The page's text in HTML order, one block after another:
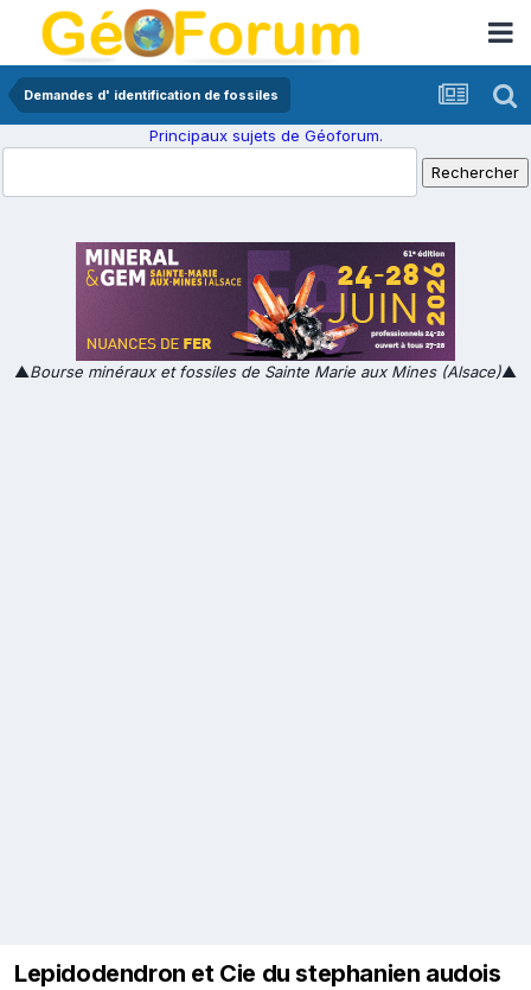
Demandes d' identification de fossiles
Principaux sujets de Géoforum.
▲Bourse minéraux et fossiles de Sainte Marie aux Mines (Alsace)▲
Lepidodendron et Cie du stephanien audois